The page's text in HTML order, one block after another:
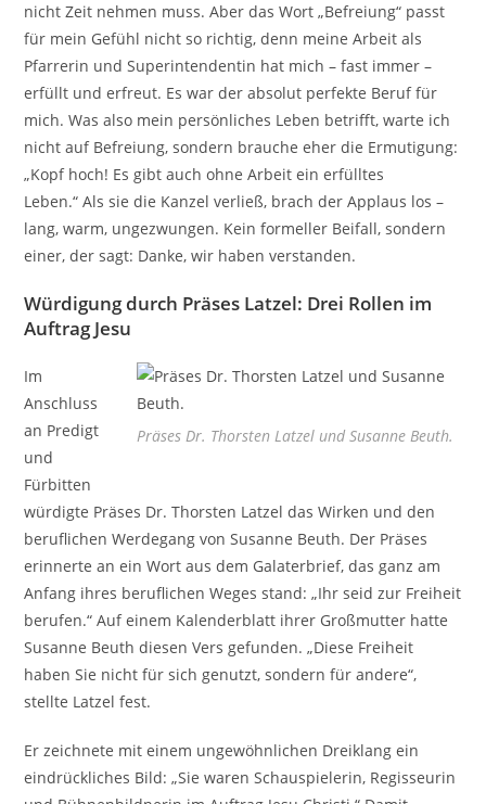
nicht Zeit nehmen muss. Aber das Wort „Befreiung“ passt
für mein Gefühl nicht so richtig, denn meine Arbeit als
Pfarrerin und Superintendentin hat mich – fast immer –
erfüllt und erfreut. Es war der absolut perfekte Beruf für
mich. Was also mein persönliches Leben betrifft, warte ich
nicht auf Befreiung, sondern brauche eher die Ermutigung:
„Kopf hoch! Es gibt auch ohne Arbeit ein erfülltes
Leben.“ Als sie die Kanzel verließ, brach der Applaus los –
lang, warm, ungezwungen. Kein formeller Beifall, sondern
einer, der sagt: Danke, wir haben verstanden.
Würdigung durch Präses Latzel: Drei Rollen im
Auftrag Jesu
Präses Dr. Thorsten Latzel und Susanne Beuth.
Im
Anschluss
an Predigt
und
Fürbitten
würdigte Präses Dr. Thorsten Latzel das Wirken und den
beruflichen Werdegang von Susanne Beuth. Der Präses
erinnerte an ein Wort aus dem Galaterbrief, das ganz am
Anfang ihres beruflichen Weges stand: „Ihr seid zur Freiheit
berufen.“ Auf einem Kalenderblatt ihrer Großmutter hatte
Susanne Beuth diesen Vers gefunden. „Diese Freiheit
haben Sie nicht für sich genutzt, sondern für andere“,
stellte Latzel fest.
Er zeichnete mit einem ungewöhnlichen Dreiklang ein
eindrückliches Bild: „Sie waren Schauspielerin, Regisseurin